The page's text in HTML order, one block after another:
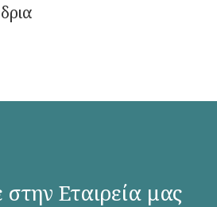
στην Εταιρεία μας